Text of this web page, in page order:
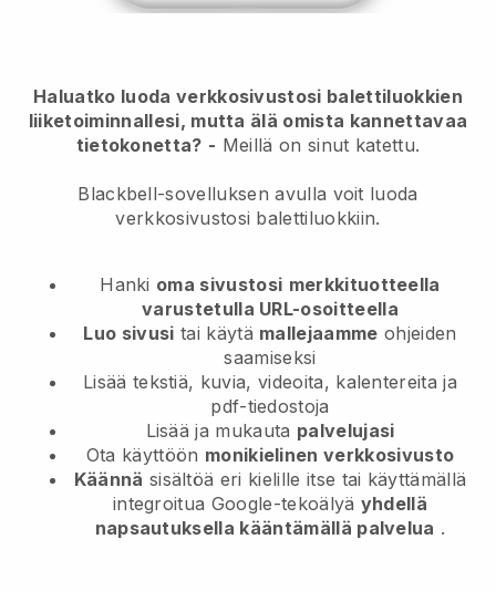
Haluatko luoda verkkosivustosi balettiluokkien
liiketoiminnallesi, mutta älä omista kannettavaa
tietokonetta? - Meillä on sinut katettu.
Blackbell-sovelluksen avulla voit luoda
verkkosivustosi balettiluokkiin.
Hanki oma sivustosi merkkituotteella
varustetulla URL-osoitteella
Luo sivusi tai käytä mallejaamme ohjeiden
saamiseksi
Lisää tekstiä, kuvia, videoita, kalentereita ja
pdf-tiedostoja
Lisää ja mukauta palvelujasi
Ota käyttöön monikielinen verkkosivusto
Käännä sisältöä eri kielille itse tai käyttämällä
integroitua Google-tekoälyä yhdellä
napsautuksella kääntämällä palvelua .